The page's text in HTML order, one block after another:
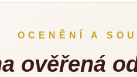
OCENĚNÍ A
ověřená